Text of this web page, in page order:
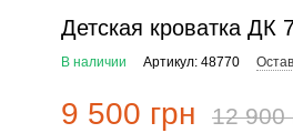
Детская кроватка ДК
В наличии Артикул: 48770
9 500 грн 12 900